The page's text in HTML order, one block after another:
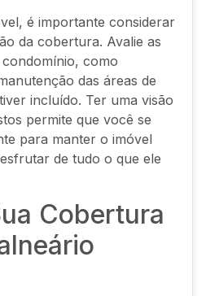
é importante considerar
da cobertura. Avalie as
condomínio, como
das áreas de
incluído. Ter uma visão
permite que você se
para manter o imóvel
de tudo o que ele
Cobertura